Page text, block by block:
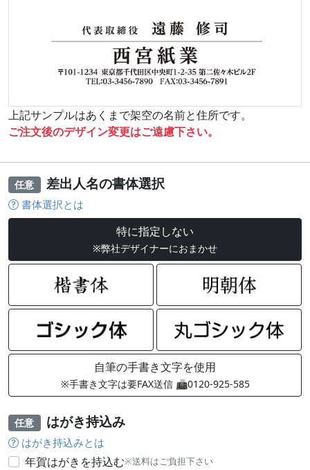
上記サンプルはあくまで架空の名前と住所です。
ご注文後のデザイン変更はご遠慮下さい。
任意 差出人名の書体選択
書体選択とは
特に指定しない
※弊社デザイナーにおまかせ
自筆の手書き文字を使用
※手書き文字は要FAX送信 📠0120-925-585
任意 はがき持込み
はがき持込みとは
年賀はがきを持込む※送料はご負担下さい